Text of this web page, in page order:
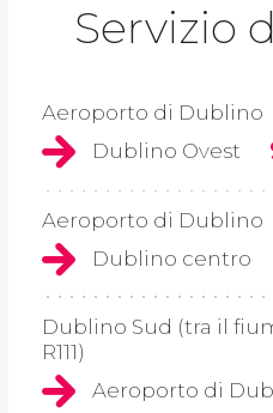
Servizio
Aeroporto di Dublino
Dublino Ovest
Aeroporto di Dublino
Dublino centro
Dublino Sud (tra il
R111)
Aeroporto di